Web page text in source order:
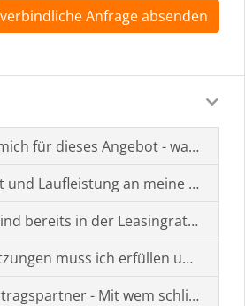
Anfrage absenden
für dieses Angebot - was muss
und Laufleistung an meine
bereits in der Leasingrate
muss ich erfüllen um einen
- Mit wem schließe ich